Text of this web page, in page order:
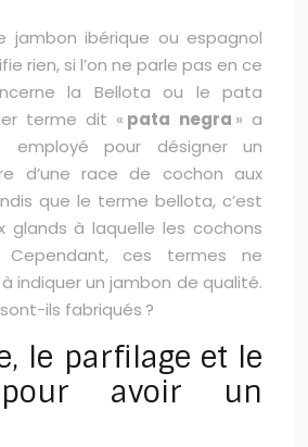
jambon ibérique ou espagnol
rien, si l’on ne parle pas en ce
la Bellota ou le pata
terme dit « pata negra » a
employé pour désigner un
d’une race de cochon aux
que le terme bellota, c’est
glands à laquelle les cochons
Cependant, ces termes ne
indiquer un jambon de qualité.
ils fabriqués ?
le parfilage et le
avoir un